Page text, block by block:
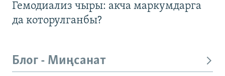
Гемодиализ чыры: акча маркумдарга
да которулганбы?
Блог - Миңсанат